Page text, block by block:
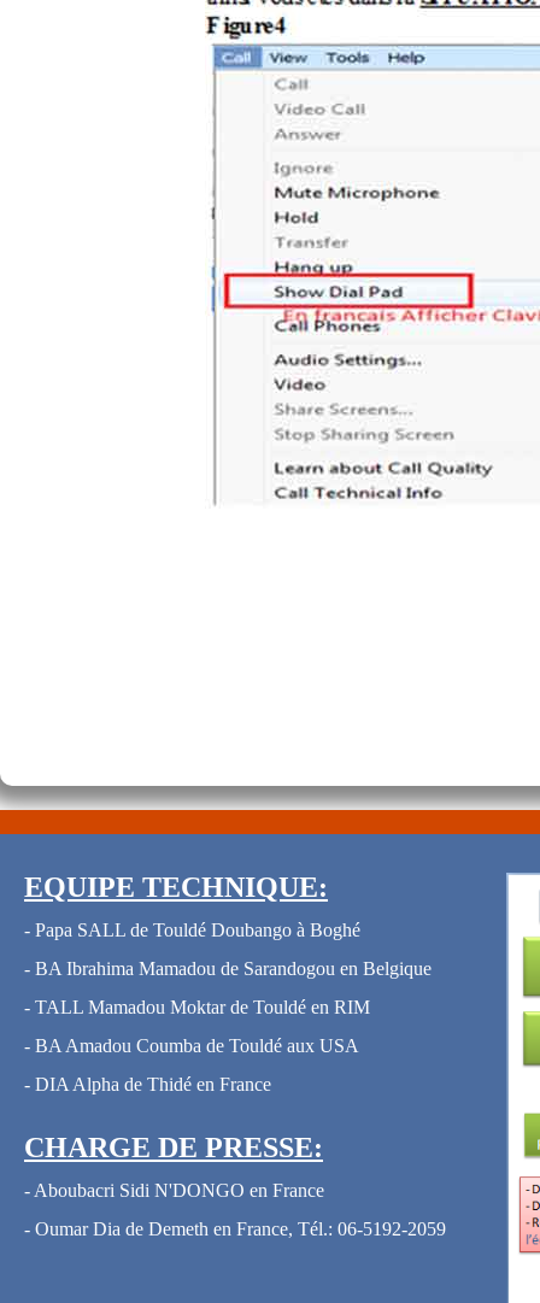
EQUIPE TECHNIQUE:
- Papa SALL de Touldé Doubango à Boghé
- BA Ibrahima Mamadou de Sarandogou en Belgique
- TALL Mamadou Moktar de Touldé en RIM
- BA Amadou Coumba de Touldé aux USA
- DIA Alpha de Thidé en France
CHARGE DE PRESSE:
- Aboubacri Sidi N'DONGO en France
- Oumar Dia de Demeth en France, Tél.: 06-5192-2059